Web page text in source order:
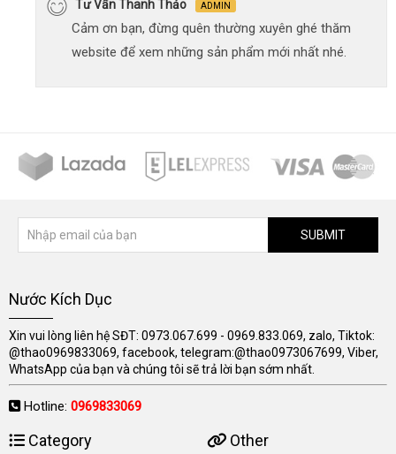
Tư Vấn Thanh Thảo ADMIN
Cảm ơn bạn, đừng quên thường xuyên ghé thăm
website để xem những sản phẩm mới nhất nhé.
SUBMIT
Nước Kích Dục
Xin vui lòng liên hệ SĐT: 0973.067.699 - 0969.833.069, zalo, Tiktok:
@thao0969833069, facebook, telegram:@thao0973067699, Viber,
WhatsApp của bạn và chúng tôi sẽ trả lời bạn sớm nhất.
Hotline: 0969833069
Category Other